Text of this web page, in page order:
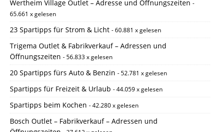
Wertheim Village Outlet – Adresse und Öffnungszeiten -
65.661 x gelesen
23 Spartipps für Strom & Licht - 60.881 x gelesen
Trigema Outlet & Fabrikverkauf – Adressen und
Öffnungszeiten - 56.833 x gelesen
20 Spartipps fürs Auto & Benzin - 52.781 x gelesen
Spartipps für Freizeit & Urlaub - 44.059 x gelesen
Spartipps beim Kochen - 42.280 x gelesen
Bosch Outlet – Fabrikverkauf – Adressen und